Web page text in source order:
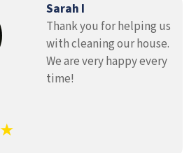
Sarah I
Thank you for helping us
with cleaning our house.
We are very happy every
time!